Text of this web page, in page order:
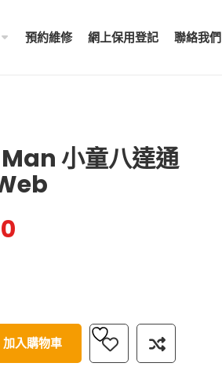
預約維修 網上保用登記 聯絡我們
小童八達通
加入購物車
My Melody 小童尼龍錶帶 & ...
98.00
$98.00